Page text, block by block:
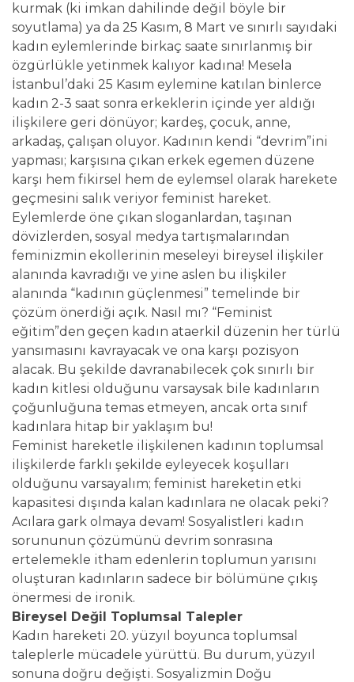
kurmak (ki imkan dahilinde değil böyle bir
soyutlama) ya da 25 Kasım, 8 Mart ve sınırlı sayıdaki
kadın eylemlerinde birkaç saate sınırlanmış bir
özgürlükle yetinmek kalıyor kadına! Mesela
İstanbul’daki 25 Kasım eylemine katılan binlerce
kadın 2-3 saat sonra erkeklerin içinde yer aldığı
ilişkilere geri dönüyor; kardeş, çocuk, anne,
arkadaş, çalışan oluyor. Kadının kendi “devrim”ini
yapması; karşısına çıkan erkek egemen düzene
karşı hem fikirsel hem de eylemsel olarak harekete
geçmesini salık veriyor feminist hareket.
Eylemlerde öne çıkan sloganlardan, taşınan
dövizlerden, sosyal medya tartışmalarından
feminizmin ekollerinin meseleyi bireysel ilişkiler
alanında kavradığı ve yine aslen bu ilişkiler
alanında “kadının güçlenmesi” temelinde bir
çözüm önerdiği açık. Nasıl mı? “Feminist
eğitim”den geçen kadın ataerkil düzenin her türlü
yansımasını kavrayacak ve ona karşı pozisyon
alacak. Bu şekilde davranabilecek çok sınırlı bir
kadın kitlesi olduğunu varsaysak bile kadınların
çoğunluğuna temas etmeyen, ancak orta sınıf
kadınlara hitap bir yaklaşım bu!
Feminist hareketle ilişkilenen kadının toplumsal
ilişkilerde farklı şekilde eyleyecek koşulları
olduğunu varsayalım; feminist hareketin etki
kapasitesi dışında kalan kadınlara ne olacak peki?
Acılara gark olmaya devam! Sosyalistleri kadın
sorununun çözümünü devrim sonrasına
ertelemekle itham edenlerin toplumun yarısını
oluşturan kadınların sadece bir bölümüne çıkış
önermesi de ironik.
Bireysel Değil Toplumsal Talepler
Kadın hareketi 20. yüzyıl boyunca toplumsal
taleplerle mücadele yürüttü. Bu durum, yüzyıl
sonuna doğru değişti. Sosyalizmin Doğu